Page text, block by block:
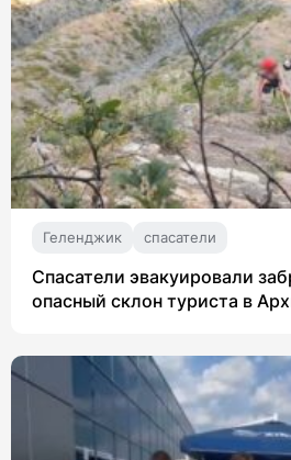
Геленджик спасатели
Спасатели эвакуировали
опасный склон туриста в